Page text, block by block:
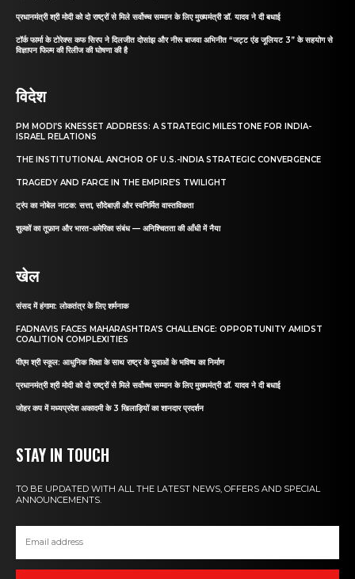
प्रधानमंत्री श्री मोदी को दो राष्ट्रों से मिले सर्वोच्च सम्मान के लिए मुख्यमंत्री डॉ. यादव ने दी बधाई
टॉर्क फार्मा के टोरेक्स कफ सिरप ने दिलजीत दोसांझ और नीरू बाजवा अभिनीत “जट्ट एंड जूलियट 3” के सहयोग से
विज्ञापन फिल्म की रिलीज की घोषणा की है
विदेश
PM MODI’S KNESSET ADDRESS: A STRATEGIC MILESTONE FOR INDIA-
ISRAEL RELATIONS
THE INSTITUTIONAL ANCHOR OF U.S.-INDIA STRATEGIC CONVERGENCE
TRAGEDY AND FARCE IN THE EMPIRE’S TWILIGHT
ट्रंप का नोबेल नाटक: सत्ता, सौदेबाज़ी और स्वनिर्मित वास्तविकता
शुल्कों का तूफ़ान और भारत-अमेरिका संबंध — अनिश्चितता की आँधी में नैया
खेल
संसद में हंगामा: लोकतंत्र के लिए शर्मनाक
FADNAVIS FACES MAHARASHTRA’S CHALLENGE: OPPORTUNITY AMIDST
COALITION COMPLEXITIES
पीएम श्री स्कूल: आधुनिक शिक्षा के साथ राष्ट्र के युवाओं के भविष्य का निर्माण
प्रधानमंत्री श्री मोदी को दो राष्ट्रों से मिले सर्वोच्च सम्मान के लिए मुख्यमंत्री डॉ. यादव ने दी बधाई
जोहर कप में मध्यप्रदेश अकादमी के 3 खिलाड़ियों का शानदार प्रदर्शन
STAY IN TOUCH
TO BE UPDATED WITH ALL THE LATEST NEWS, OFFERS AND SPECIAL
ANNOUNCEMENTS.